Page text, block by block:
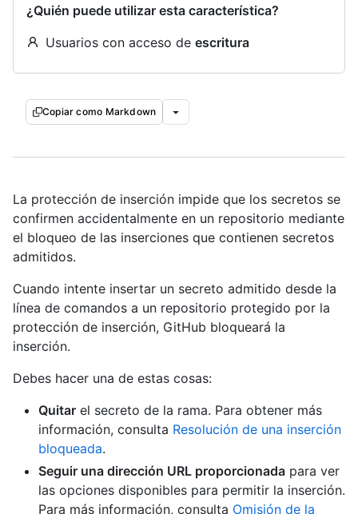
¿Quién puede utilizar esta característica?
Usuarios con acceso de escritura
Copiar como Markdown
La protección de inserción impide que los secretos se
confirmen accidentalmente en un repositorio mediante
el bloqueo de las inserciones que contienen secretos
admitidos.
Cuando intente insertar un secreto admitido desde la
línea de comandos a un repositorio protegido por la
protección de inserción, GitHub bloqueará la
inserción.
Debes hacer una de estas cosas:
Quitar el secreto de la rama. Para obtener más
información, consulta Resolución de una inserción
bloqueada.
Seguir una dirección URL proporcionada para ver
las opciones disponibles para permitir la inserción.
Para más información, consulta Omisión de la